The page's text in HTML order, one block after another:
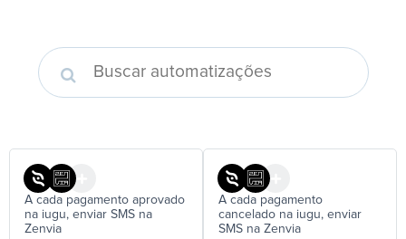
A cada pagamento aprovado
na iugu, enviar SMS na
Zenvia
A cada pagamento
cancelado na iugu, enviar
SMS na Zenvia